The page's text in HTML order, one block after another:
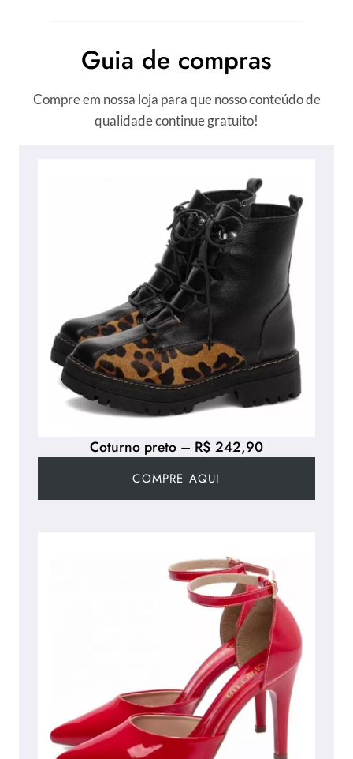
Guia de compras
Compre em nossa loja para que nosso conteúdo de
qualidade continue gratuito!
Coturno preto – R$ 242,90
COMPRE AQUI